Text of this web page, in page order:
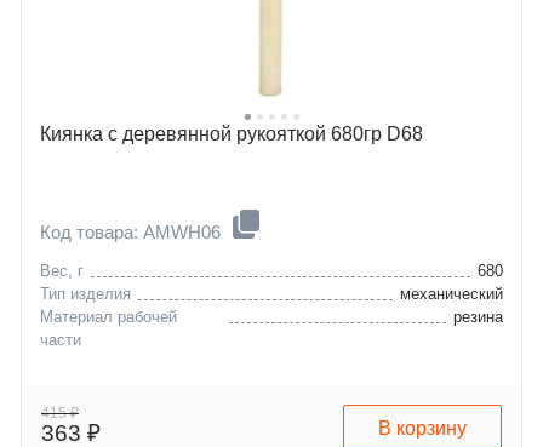
Киянка с деревянной рукояткой 680гр D68
Код товара: AMWH06
Вес, г
680
Тип изделия
механический
Материал рабочей
части
резина
415 ₽
363 ₽ В корзину